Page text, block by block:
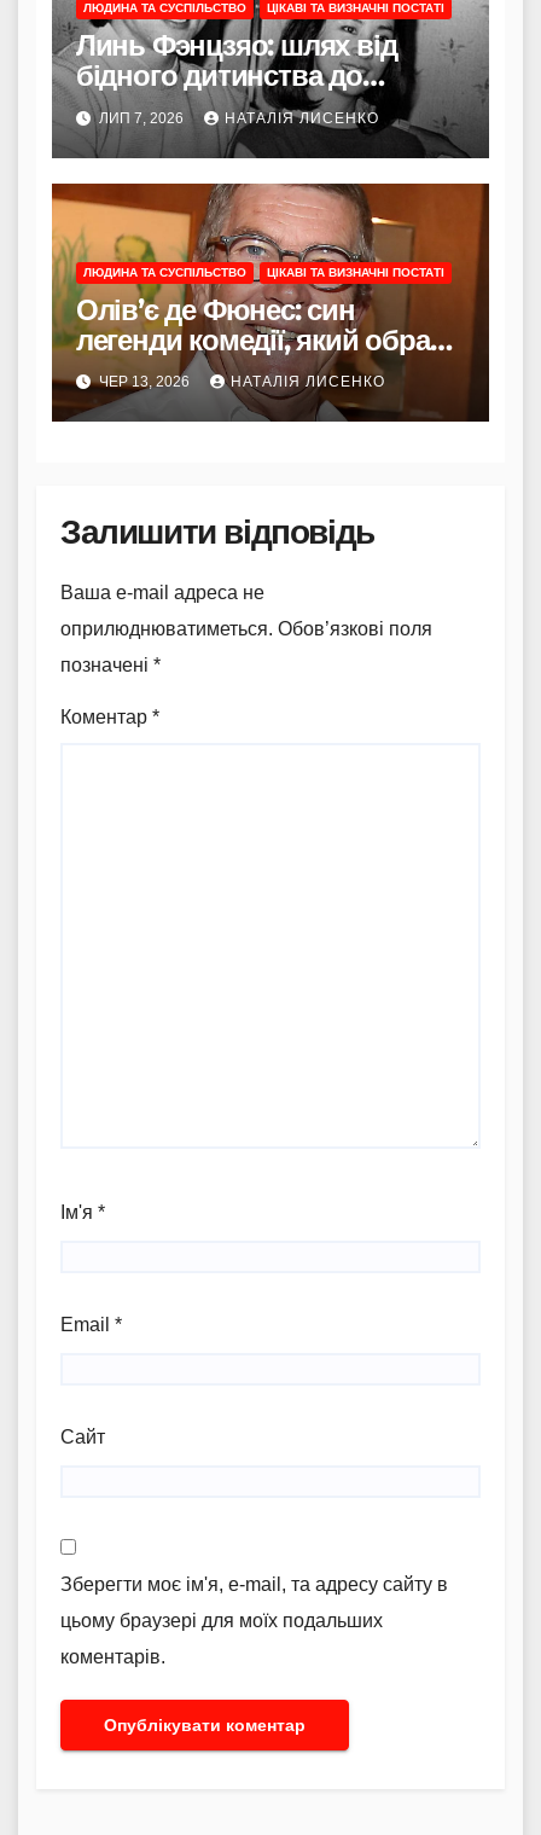
ЛЮДИНА ТА СУСПІЛЬСТВО ЦІКАВІ ТА ВИЗНАЧНІ ПОСТАТІ
Линь Фэнцзяо: шлях від
бідного дитинства до
легенди тайванського кіно та
тихої опори для Джеки Чана
ЛИП 7, 2026 НАТАЛІЯ ЛИСЕНКО
ЛЮДИНА ТА СУСПІЛЬСТВО ЦІКАВІ ТА ВИЗНАЧНІ ПОСТАТІ
Олів’є де Фюнес: син
легенди комедії, який обрав
небо замість софітів
ЧЕР 13, 2026 НАТАЛІЯ ЛИСЕНКО
Залишити відповідь
Ваша e-mail адреса не
оприлюднюватиметься. Обов’язкові поля
позначені *
Коментар *
Ім'я *
Email *
Сайт
Зберегти моє ім'я, e-mail, та адресу сайту в
цьому браузері для моїх подальших
коментарів.